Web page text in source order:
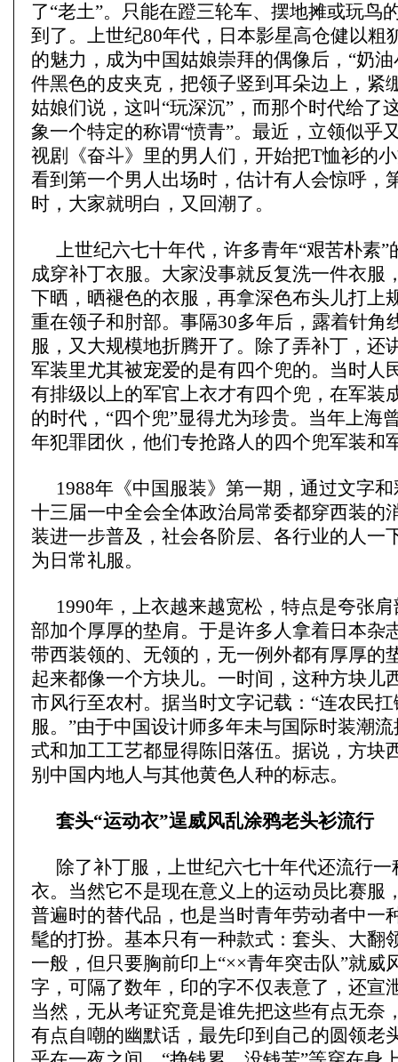
了“老土”。只能在蹬三轮车、摆地摊或玩鸟
到了。上世纪80年代，日本影星高仓健以粗
的魅力，成为中国姑娘崇拜的偶像后，“奶
件黑色的皮夹克，把领子竖到耳朵边上，紧
姑娘们说，这叫“玩深沉”，而那个时代给了
象一个特定的称谓“愤青”。最近，立领似乎
视剧《奋斗》里的男人们，开始把T恤衫的
看到第一个男人出场时，估计有人会惊呼，
时，大家就明白，又回潮了。
上世纪六七十年代，许多青年“艰苦朴素”
成穿补丁衣服。大家没事就反复洗一件衣服
下晒，晒褪色的衣服，再拿深色布头儿打上
重在领子和肘部。事隔30多年后，露着针角
服，又大规模地折腾开了。除了弄补丁，还
军装里尤其被宠爱的是有四个兜的。当时人
有排级以上的军官上衣才有四个兜，在军装
的时代，“四个兜”显得尤为珍贵。当年上海
年犯罪团伙，他们专抢路人的四个兜军装和
1988年《中国服装》第一期，通过文字
十三届一中全会全体政治局常委都穿西装的
装进一步普及，社会各阶层、各行业的人一
为日常礼服。
1990年，上衣越来越宽松，特点是夸张
部加个厚厚的垫肩。于是许多人拿着日本杂
带西装领的、无领的，无一例外都有厚厚的
起来都像一个方块儿。一时间，这种方块儿
市风行至农村。据当时文字记载：“连农民
服。”由于中国设计师多年未与国际时装潮
式和加工工艺都显得陈旧落伍。据说，方块
别中国内地人与其他黄色人种的标志。
套头“运动衣”逞威风乱涂鸦老头衫流行
除了补丁服，上世纪六七十年代还流行
衣。当然它不是现在意义上的运动员比赛服
普遍时的替代品，也是当时青年劳动者中一
髦的打扮。基本只有一种款式：套头、大翻
一般，但只要胸前印上“××青年突击队”就威
字，可隔了数年，印的字不仅表意了，还宣
当然，无从考证究竟是谁先把这些有点无奈
有点自嘲的幽默话，最先印到自己的圆领老